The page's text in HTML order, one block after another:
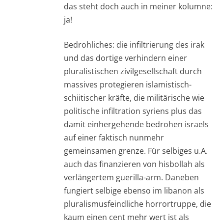
das steht doch auch in meiner kolumne:
ja!
Bedrohliches: die infiltrierung des irak
und das dortige verhindern einer
pluralistischen zivilgesellschaft durch
massives protegieren islamistisch-
schiitischer kräfte, die militärische wie
politische infiltration syriens plus das
damit einhergehende bedrohen israels
auf einer faktisch nunmehr
gemeinsamen grenze. Für selbiges u.A.
auch das finanzieren von hisbollah als
verlängertem guerilla-arm. Daneben
fungiert selbige ebenso im libanon als
pluralismusfeindliche horrortruppe, die
kaum einen cent mehr wert ist als